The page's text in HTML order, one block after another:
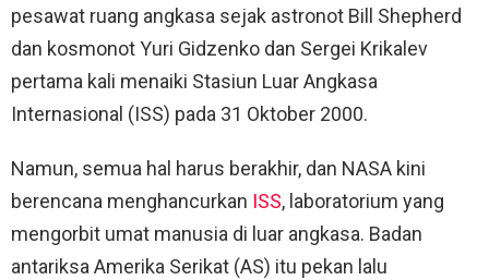
pesawat ruang angkasa sejak astronot Bill Shepherd
dan kosmonot Yuri Gidzenko dan Sergei Krikalev
pertama kali menaiki Stasiun Luar Angkasa
Internasional (ISS) pada 31 Oktober 2000.
Namun, semua hal harus berakhir, dan NASA kini
berencana menghancurkan ISS, laboratorium yang
mengorbit umat manusia di luar angkasa. Badan
antariksa Amerika Serikat (AS) itu pekan lalu